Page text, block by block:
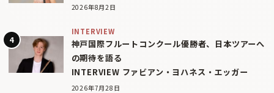
2026年8月2日
INTERVIEW
神戸国際フルートコンクール優勝者、日本ツアーへ
の期待を語る
INTERVIEW ファビアン・ヨハネス・エッガー
2026年7月28日